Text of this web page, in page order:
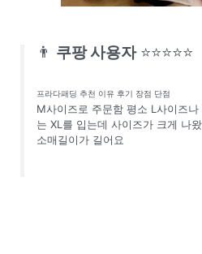
👨 쿠팡 사용자 ⭐⭐⭐⭐⭐
프라다패딩 추천 이유 후기 장점 단점
M사이즈로 주문함 평소 L사이즈나
는 XL를 입는데 사이즈가 크게 나
소매길이가 길어요